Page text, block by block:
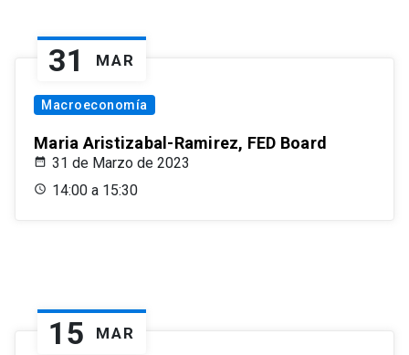
31 MAR
Macroeconomía
Maria Aristizabal-Ramirez, FED Board
31 de Marzo de 2023
14:00 a 15:30
15 MAR